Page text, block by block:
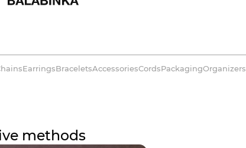
EarringsBraceletsAccessoriesCordsPackagingOrganizers
methods